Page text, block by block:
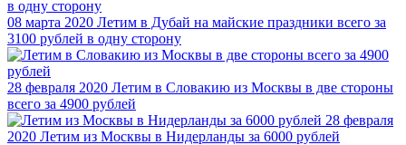
08 марта 2020 Летим в Дубай на майские праздники всего за
3100 рублей в одну сторону
28 февраля 2020 Летим в Словакию из Москвы в две стороны
всего за 4900 рублей
28 февраля
2020 Летим из Москвы в Нидерланды за 6000 рублей